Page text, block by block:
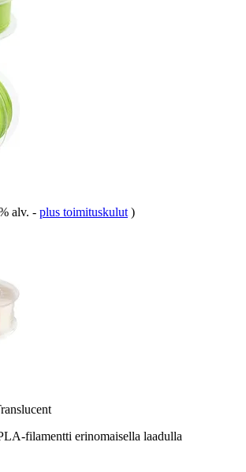
alv. - plus toimituskulut )
filamentti erinomaisella laadulla